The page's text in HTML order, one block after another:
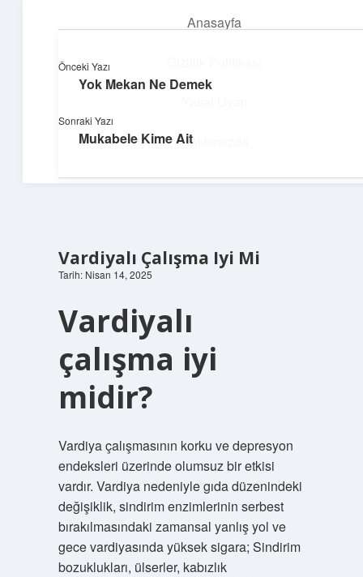
Anasayfa
Hakkımızda
Yaratıcı fikirlerle projelerini canlandır!
Vardiyalı Çalışma Iyi Mi
Tarih: Nisan 14, 2025
Vardiyalı
çalışma iyi
midir?
Vardiya çalışmasının korku ve depresyon
endeksleri üzerinde olumsuz bir etkisi
vardır. Vardiya nedeniyle gıda düzenindeki
değişiklik, sindirim enzimlerinin serbest
bırakılmasındaki zamansal yanlış yol ve
gece vardiyasında yüksek sigara; Sindirim
bozuklukları, ülserler, kabızlık
Önceki Yazı
Yok Mekan Ne Demek
Sonraki Yazı
Mukabele Kime Ait